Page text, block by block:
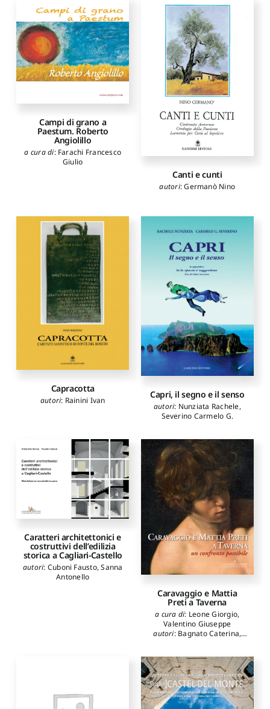
Campi di grano a
Paestum. Roberto
Angiolillo
a cura di: Farachi Francesco
Giulio
Canti e cunti
autori:Germanò Nino
Capracotta
autori: Rainini Ivan
Capri, il segno e il senso
autori: Nunziata Rachele,
Severino Carmelo G.
Caratteri architettonici e
costruttivi dell’edilizia
storica a Cagliari-Castello
autori: Cuboni Fausto,Sanna
Antonello
Caravaggio e Mattia
Preti a Taverna
a cura di: Leone Giorgio,
Valentino Giuseppe
autori: Bagnato Caterina,